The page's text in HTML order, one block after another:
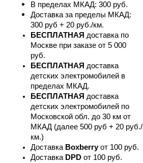
В пределах МКАД: 300 руб.
Доставка за пределы МКАД:
300 руб + 20 руб./км.
БЕСПЛАТНАЯ доставка по
Москве при заказе от 5 000
руб.
БЕСПЛАТНАЯ доставка
детских электромобилей в
пределах МКАД.
БЕСПЛАТНАЯ доставка
детских электромобилей по
Московской обл. до 30 км от
МКАД (далее 500 руб + 20 руб./
км.)
Доставка Boxberry от 100 руб.
Доставка DPD от 100 руб.